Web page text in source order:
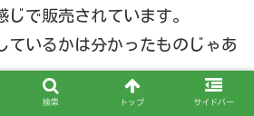
じで販売されています。
ているかは分かったものじゃあ
検索 トップ サイドバー